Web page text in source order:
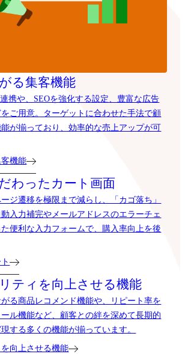
る集客機能
携や、SEOを強化する設定、豊富な広告
ご用意。ターゲットに合わせた手法で顧
が揃っており、効率的な売上アップが可
機能
わったカート画面
ジ遷移を極限まで減らし、「カゴ落ち」
入力補完やメールアドレスのエラーチェ
便利な入力フォームで、購入率向上を後
ト
ティを向上させる機能
る商品レコメンド機能や、リピート率を
ル機能など、顧客との絆を深めて長期的
する多くの機能が揃っています。
向上させる機能